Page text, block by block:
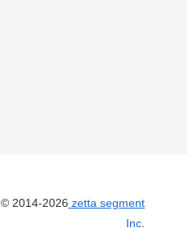
© 2014-2026 zetta segment
Inc